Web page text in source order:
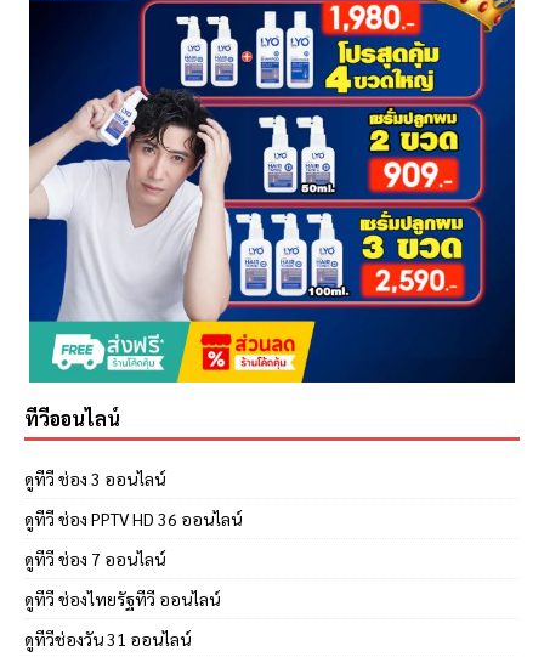
ทีวีออนไลน์
ดูทีวี ช่อง 3 ออนไลน์
ดูทีวี ช่อง PPTV HD 36 ออนไลน์
ดูทีวี ช่อง 7 ออนไลน์
ดูทีวี ช่องไทยรัฐทีวี ออนไลน์
ดูทีวีช่องวัน 31 ออนไลน์